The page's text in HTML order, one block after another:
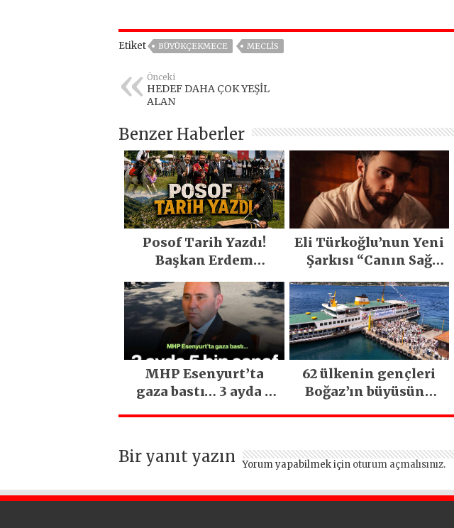
Etiket BÜYÜKÇEKMECE MECLIS
Önceki
HEDEF DAHA ÇOK YEŞİL
ALAN
Benzer Haberler
Posof Tarih Yazdı!
Başkan Erdem
Emeğiyle Son Yılların
En Büyük Festivali
Gerçekleşti
Eli Türkoğlu’nun Yeni
Şarkısı “Canın Sağ
Gördü!..
MHP Esenyurt’ta
gaza bastı… 3 ayda 5
62 ülkenin gençleri
Boğaz’ın büyüsüne
Bir yanıt yazın Yorum yapabilmek için oturum açmalısınız.